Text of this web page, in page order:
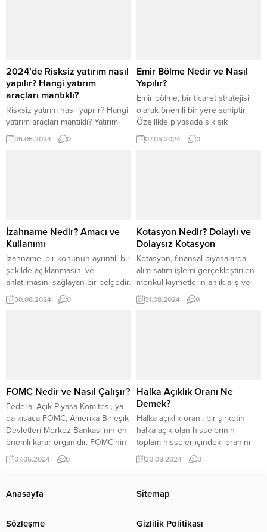
2024’de Risksiz yatırım nasıl
yapılır? Hangi yatırım
araçları mantıklı?
Risksiz yatırım nasıl yapılır? Hangi
yatırım araçları mantıklı? Yatırım
yapmaya ülke olarak alıştık
diyebiliriz. Bu durumda artık nasıl
yapmak ister. Kimi para, altın
biriktirerek, kimi...
06.05.2024 0
Emir Bölme Nedir ve Nasıl
Yapılır?
Emir bölme, bir ticaret stratejisi
olarak önemli bir yere sahiptir.
Özellikle piyasada sık sık
dalgalanmaların yaşandığı
durumlarda kullanılan bir
paylaşacağım. Bunun yanı sıra,
emir bölmenin...
07.05.2024 0
İzahname Nedir? Amacı ve
Kullanımı
İzahname, bir konunun ayrıntılı bir
şekilde açıklanmasını ve
anlatılmasını sağlayan bir belgedir.
Bu belge, özellikle teknik veya
karmaşık konuları anlatmak için
incelenmesi, farklı çeşitleri ve
izahname sunumunda dikkat
edilmesi gerekenler...
30.08.2024 0
Kotasyon Nedir? Dolaylı ve
Dolaysız Kotasyon
Kotasyon, finansal piyasalarda
alım satım işlemi gerçekleştirilen
menkul kıymetlerin anlık alış ve
satış fiyatlarını ifade eder. Finans
dünyasının dili olan bu terim,
kotasyon yönergelerini...
31.08.2024 0
FOMC Nedir ve Nasıl Çalışır?
Federal Açık Piyasa Komitesi, ya
da kısaca FOMC, Amerika Birleşik
Devletleri Merkez Bankası’nın en
önemli karar organıdır. FOMC’nin
görevi, ülke ekonomisini yakından
takip ederek para politikası
Bu blog yazısında, FOMC’nin ne
olduğunu, amacını, nasıl
toplantılarının zamanlamasını,
07.05.2024 0
Halka Açıklık Oranı Ne
Demek?
Halka açıklık oranı, bir şirketin
halka açık olan hisselerinin
toplam hisseler içindeki oranını
ifade eder. Bu oran, şirketin ne
kadarının halka açık olduğunu ve
gösterir. Halka açıklığın önemi
büyük çünkü şirketlerin sermaye
arttırması ve şeffaflığını sağlaması
30.08.2024 0
Anasayfa Sitemap
Sözleşme Gizlilik Politikası